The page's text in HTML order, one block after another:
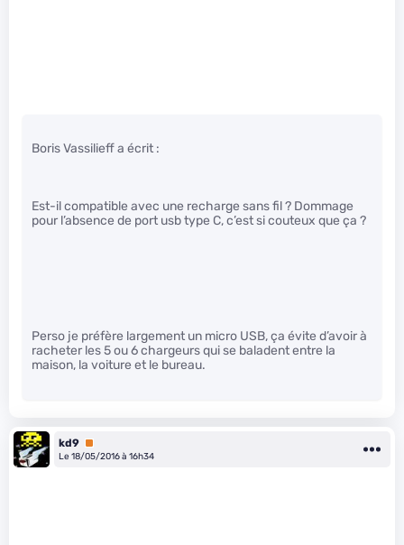
Boris Vassilieff a écrit :
Est-il compatible avec une recharge sans fil ? Dommage
pour l’absence de port usb type C, c’est si couteux que ça ?
Perso je préfère largement un micro USB, ça évite d’avoir à
racheter les 5 ou 6 chargeurs qui se baladent entre la
maison, la voiture et le bureau.
kd9 Premium
Le 18/05/2016 à 16h34